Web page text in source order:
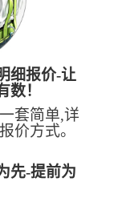
细报价-让
数！
套简单,详
价方式。
先-提前为